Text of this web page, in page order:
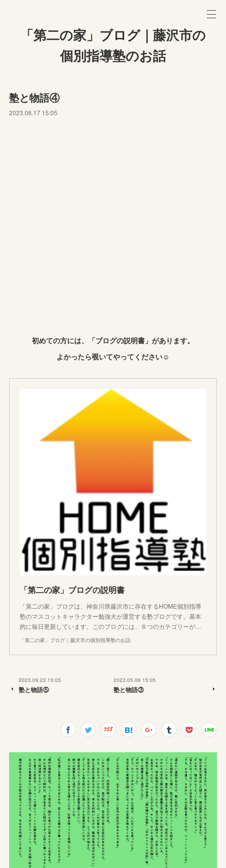
「第二の家」ブログ｜藤沢市の
個別指導塾のお話
塾と物語④
2023.06.17 15:05
初めての方には、「ブログの説明書」があります。
よかったら覗いてやってください☺︎
「第二の家」ブログの説明書
「第二の家」ブログは、神奈川県藤沢市に存在するHOME個別指導
塾のマスコットキャラクター勉強犬が運営する塾ブログです。基本
的に毎日更新しています。このブログには、８つのカテゴリーが…
「第二の家」ブログ｜藤沢市の個別指導塾のお話
2023.09.23 15:05
塾と物語⑤
2023.05.06 15:05
塾と物語③